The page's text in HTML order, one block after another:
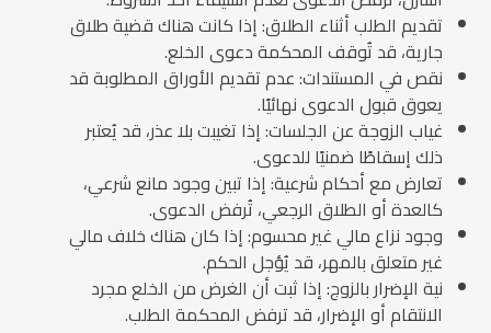
تقديم الطلب أثناء الطلاق: إذا كانت هناك قضية طلاق
جارية، قد تُوقف المحكمة دعوى الخلع.
نقص في المستندات: عدم تقديم الأوراق المطلوبة قد
يعوق قبول الدعوى نهائيًا.
غياب الزوجة عن الجلسات: إذا تغيبت بلا عذر، قد يُعتبر
ذلك إسقاطًا ضمنيًا للدعوى.
تعارض مع أحكام شرعية: إذا تبين وجود مانع شرعي،
كالعدة أو الطلاق الرجعي، تُرفض الدعوى.
وجود نزاع مالي غير محسوم: إذا كان هناك خلاف مالي
غير متعلق بالمهر، قد يُؤجل الحكم.
نية الإضرار بالزوج: إذا ثبت أن الغرض من الخلع مجرد
الانتقام أو الإضرار، قد ترفض المحكمة الطلب.